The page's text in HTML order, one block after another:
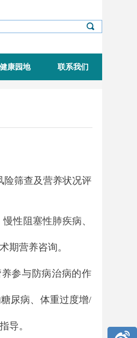
健康园地 联系我们
끠
险筛查及营养状况评
性阻塞性肺疾病、
期营养咨询。
参与防病治病的作
尿病、体重过度增/
导。